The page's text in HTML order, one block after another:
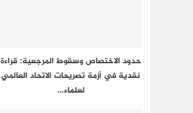
حدود الاختصاص وسقوط المرجعية: قراءة
نقدية في أزمة تصريحات الاتحاد العالمي
لعلماء…